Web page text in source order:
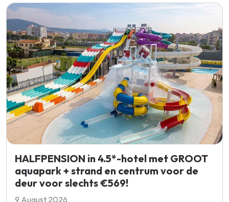
HALFPENSION in 4.5*-hotel met GROOT
aquapark + strand en centrum voor de
deur voor slechts €569!
9 August 2026